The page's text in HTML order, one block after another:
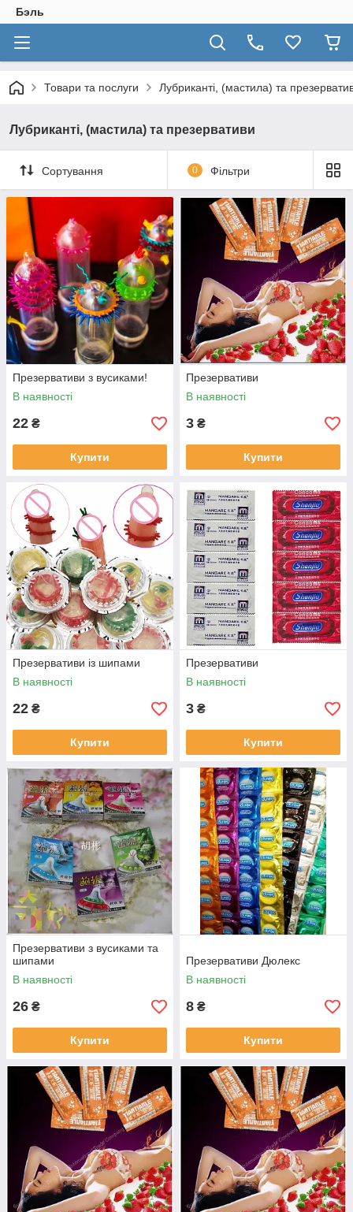
Бэль
Товари та послуги Лубриканті, (мастила) та
Лубриканті, (мастила) та презервативи
Сортування 0 Фільтри
Презервативи з вусиками!
В наявності
22 ₴
Купити
Презервативи
В наявності
3 ₴
Купити
Презервативи із шипами
В наявності
22 ₴
Купити
Презервативи
В наявності
3 ₴
Купити
Презервативи з вусиками та
шипами
В наявності
26 ₴
Купити
Презервативи Дюлекс
В наявності
8 ₴
Купити